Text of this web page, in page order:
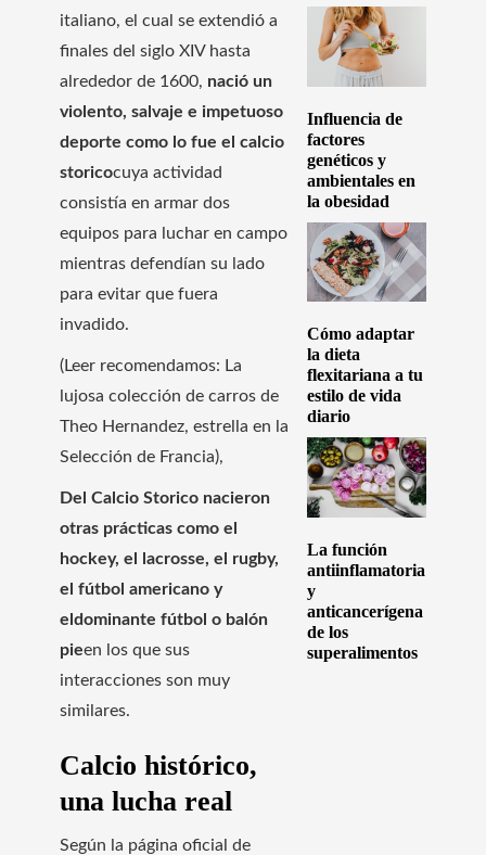
italiano, el cual se extendió a
finales del siglo XIV hasta
alrededor de 1600, nació un
violento, salvaje e impetuoso
deporte como lo fue el calcio
storicocuya actividad
consistía en armar dos
equipos para luchar en campo
mientras defendían su lado
para evitar que fuera
invadido.
(Leer recomendamos: La
lujosa colección de carros de
Theo Hernandez, estrella en la
Selección de Francia),
Del Calcio Storico nacieron
otras prácticas como el
hockey, el lacrosse, el rugby,
el fútbol americano y
eldominante fútbol o balón
pieen los que sus
interacciones son muy
similares.
Calcio histórico,
una lucha real
Según la página oficial de
Influencia de
factores
genéticos y
ambientales en
la obesidad
Cómo adaptar
la dieta
flexitariana a tu
estilo de vida
diario
La función
antiinflamatoria
y
anticancerígena
de los
superalimentos